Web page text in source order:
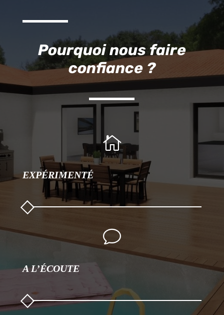
Pourquoi nous faire
confiance ?

EXPÉRIMENTÉ
v
A L’ÉCOUTE